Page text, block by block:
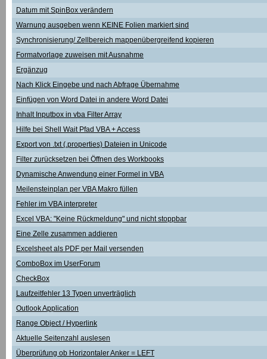
Datum mit SpinBox verändern
Warnung ausgeben wenn KEINE Folien markiert sind
Synchronisierung/ Zellbereich mappenübergreifend kopieren
Formatvorlage zuweisen mit Ausnahme
Ergänzug
Nach Klick Eingebe und nach Abfrage Übernahme
Einfügen von Word Datei in andere Word Datei
Inhalt Inputbox in vba Filter Array
Hilfe bei Shell Wait Pfad VBA + Access
Export von .txt (.properties) Dateien in Unicode
Filter zurücksetzen bei Öffnen des Workbooks
Dynamische Anwendung einer Formel in VBA
Meilensteinplan per VBA Makro füllen
Fehler im VBA interpreter
Excel VBA: "Keine Rückmeldung" und nicht stoppbar
Eine Zelle zusammen addieren
Excelsheet als PDF per Mail versenden
ComboBox im UserForum
CheckBox
Laufzeitfehler 13 Typen unverträglich
Outlook Application
Range Object / Hyperlink
Aktuelle Seitenzahl auslesen
Überprüfung ob Horizontaler Anker = LEFT